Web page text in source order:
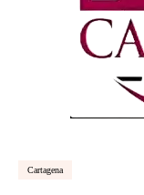
Cartagena